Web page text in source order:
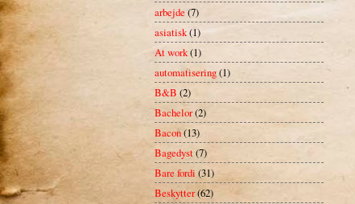
arbejde (7)
asiatisk(1)
At work(1)
automatisering(1)
B&B (2)
Bachelor(2)
Bacon(13)
Bagedyst(7)
Bare fordi (31)
Beskytter(62)